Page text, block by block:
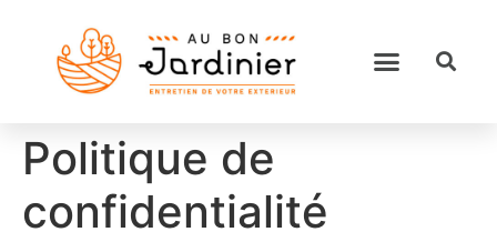
Politique de
confidentialité